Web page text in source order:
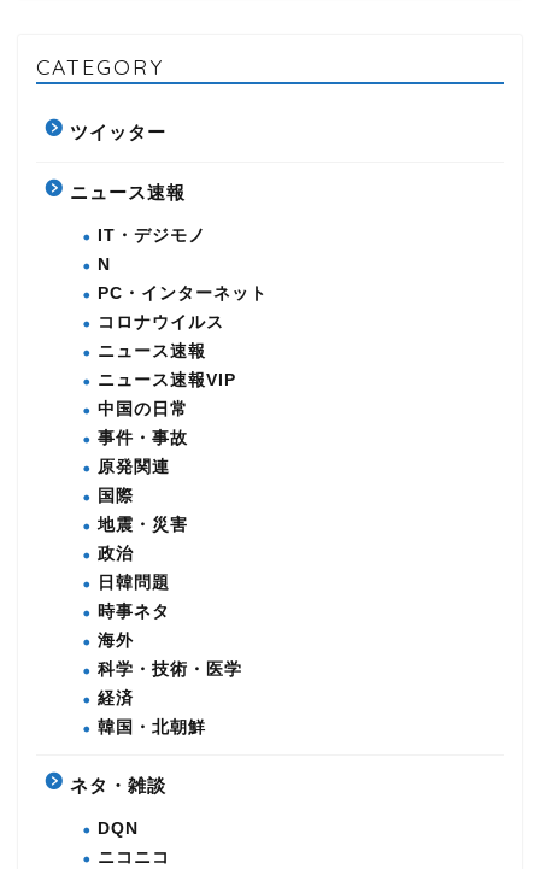
CATEGORY
ツイッター
ニュース速報
IT・デジモノ
N
PC・インターネット
コロナウイルス
ニュース速報
ニュース速報VIP
中国の日常
事件・事故
原発関連
国際
地震・災害
政治
日韓問題
時事ネタ
海外
科学・技術・医学
経済
韓国・北朝鮮
ネタ・雑談
DQN
ニコニコ